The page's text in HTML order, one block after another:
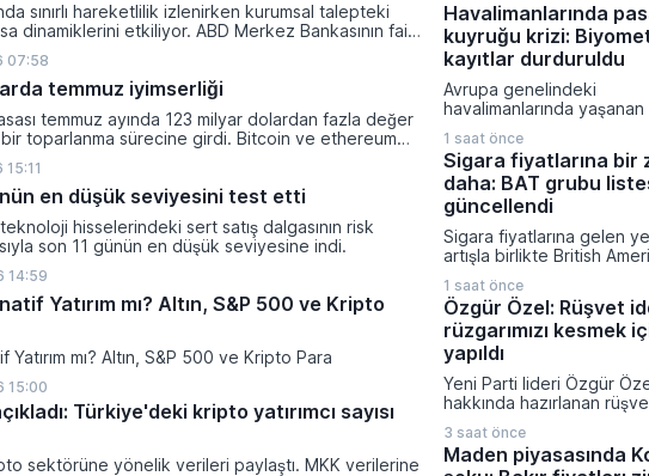
sınırlı hareketlilik izlenirken kurumsal talepteki
dinamiklerini etkiliyor. ABD Merkez Bankasının faiz
dar bantta seyreden kripto para birimi, düzenleme
belirsizliklerle baskı altında kalmaya devam ediyor.
07:58
temmuz iyimserliği
temmuz ayında 123 milyar dolardan fazla değer
bir toparlanma sürecine girdi. Bitcoin ve ethereum
bu yükselişle birlikte toplam piyasa büyüklüğü
780 milyon dolar seviyesine ulaştı.
en düşük seviyesini test etti
hisselerindeki sert satış dalgasının risk
son 11 günün en düşük seviyesine indi.
14:59
Yatırım mı? Altın, S&P 500 ve Kripto
mı? Altın, S&P 500 ve Kripto Para
15:00
Türkiye'deki kripto yatırımcı sayısı
sektörüne yönelik verileri paylaştı. MKK verilerine
Havalimanlarında
kuyruğu krizi:
kayıtlar durduruldu
Avrupa genelindeki
havalimanlarında yaşanan
biyometrik kayıt sisteminin
uygulanmasına ara verildi.
Yetkililer yolcu akışını
hızlandırmak amacıyla bu
alırken sınır güvenliğinin
süreçten olumsuz
etkilenmediğini vurguladı.
1 saat önce
Sigara fiyatlarına bir
daha: BAT grubu
güncellendi
Sigara fiyatlarına gelen
artışla birlikte British
fiyatları güncellendi. Tekel
Bayileri Yardımlaşma
Başkanı Erol Dündar
paylaşılan bilgilere göre
tarife 7 Ağustos tarihinden
itibaren tüm satış
uygulanmaya başlanacak.
1 saat önce
Özgür Özel: Rüşvet
rüzgarımızı kesmek
yapıldı
Yeni Parti lideri Özgür
hakkında hazırlanan
güncel oy potansiyeline
çarpıcı açıklamalarda
3 saat önce
Maden piyasasında